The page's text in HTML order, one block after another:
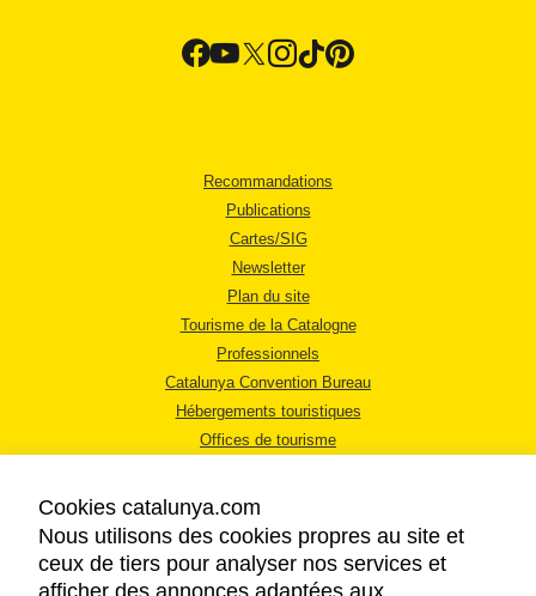
Recommandations
Publications
Cartes/SIG
Newsletter
Plan du site
Tourisme de la Catalogne
Professionnels
Catalunya Convention Bureau
Hébergements touristiques
Offices de tourisme
Cookies catalunya.com
Nous utilisons des cookies propres au site et
ceux de tiers pour analyser nos services et
afficher des annonces adaptées aux